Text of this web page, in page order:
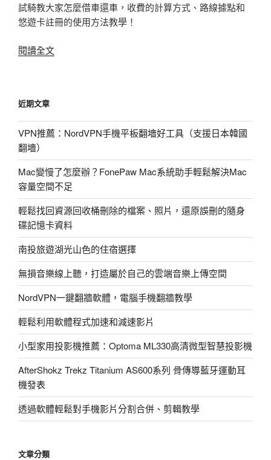
試騎教大家怎麼借車還車，收費的計算方式、路線據點和
悠遊卡註冊的使用方法教學！
閱讀全文〈台
借
還
租
借
費
用
計
算
路
線
據
點
（悠
遊
卡
註
冊
用
方
近期文章
VPN推薦：NordVPN手機平板翻墻好工具（支援日本韓國
翻墻）
Mac變慢了怎麼辦？FonePaw Mac系統助手輕鬆解決Mac
容量空間不足
輕鬆找回資源回收桶刪除的檔案、照片，還原誤刪的隨身
碟記憶卡資料
南投旅遊湖光山色的住宿選擇
無損音樂線上聽，打造屬於自己的雲端音樂上傳空間
NordVPN一鍵翻牆軟體，電腦手機翻牆教學
輕鬆利用軟體程式加速和減速影片
小型家用投影機推薦：Optoma ML330高清微型智慧投影機
AfterShokz Trekz Titanium AS600系列 骨傳導藍牙運動耳
機發表
透過軟體輕鬆對手機影片分割合併、剪輯教學
文章分類